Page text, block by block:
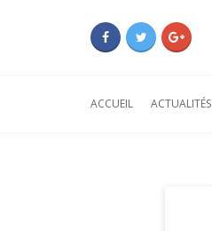
ACCUEIL ACTUALITÉS